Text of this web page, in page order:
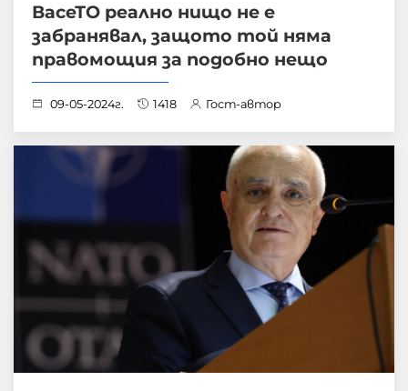
ВасеТО реално нищо не е
забранявал, защото той няма
правомощия за подобно нещо
09-05-2024г. 1418 Гост-автор